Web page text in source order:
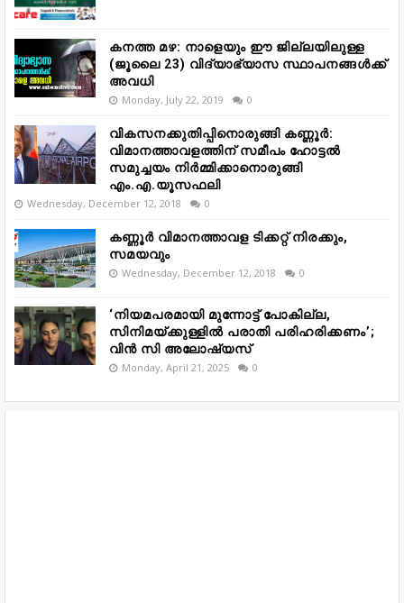
കനത്ത മഴ: നാളെയും ഈ ജില്ലയിലുള്ള
(ജൂലൈ 23) വിദ്യാഭ്യാസ സ്ഥാപനങ്ങൾക്ക്
അവധി
Monday, July 22, 2019 0
വികസനക്കുതിപ്പിനൊരുങ്ങി കണ്ണൂർ:
വിമാനത്താവളത്തിന് സമീപം ഹോട്ടൽ
സമുച്ചയം നിർമ്മിക്കാനൊരുങ്ങി
എം.എ.യൂസഫലി
Wednesday, December 12, 2018 0
കണ്ണൂർ വിമാനത്താവള ടിക്കറ്റ് നിരക്കും,
സമയവും
Wednesday, December 12, 2018 0
‘നിയമപരമായി മുന്നോട്ട് പോകില്ല,
സിനിമയ്ക്കുള്ളിൽ പരാതി പരിഹരിക്കണം’;
വിൻ സി അലോഷ്യസ്
Monday, April 21, 2025 0